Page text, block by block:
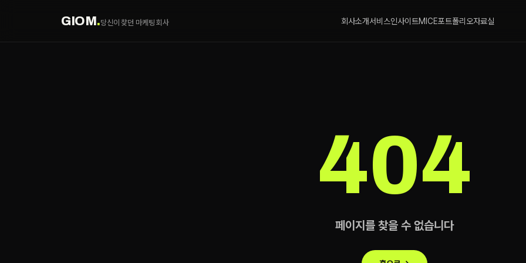
GIOM.당신이 찾던 마케팅 회사 회사소개서비스인사이트MICE포트폴리오자료실
404
페이지를 찾을 수 없습니다